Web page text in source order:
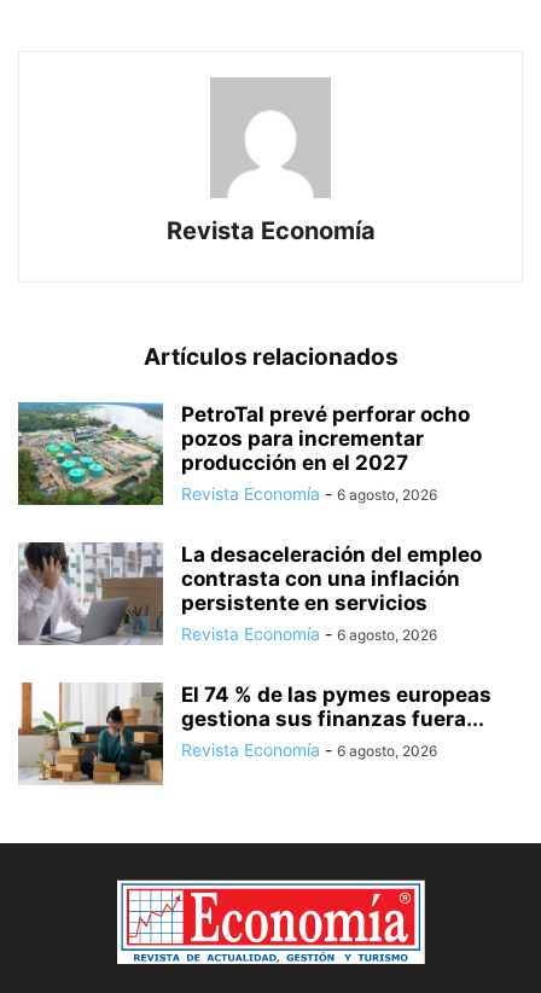
Revista Economía
Artículos relacionados
PetroTal prevé perforar ocho
pozos para incrementar
producción en el 2027
Revista Economía - 6 agosto, 2026
La desaceleración del empleo
contrasta con una inflación
persistente en servicios
Revista Economía - 6 agosto, 2026
El 74 % de las pymes europeas
gestiona sus finanzas fuera...
Revista Economía - 6 agosto, 2026